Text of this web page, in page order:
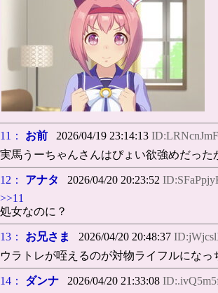
11： お前 2026/04/19 23:14:13
実馬うーちゃんさんはぴょい欲強めだっ
12： アナタ 2026/04/20 20:23:52
>>11
処女なのに？
13： お兄さま 2026/04/20 20:48:37
ウラトレが咥えるのが対物ライフルにな
14： ダンナ 2026/04/20 21:33:08